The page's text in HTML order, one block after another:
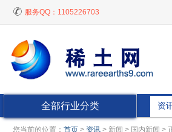
服务QQ： 1105226703
资
全部行业分类
您当前的位置： 首页 > 资讯 > 新闻 > 国内新闻 >